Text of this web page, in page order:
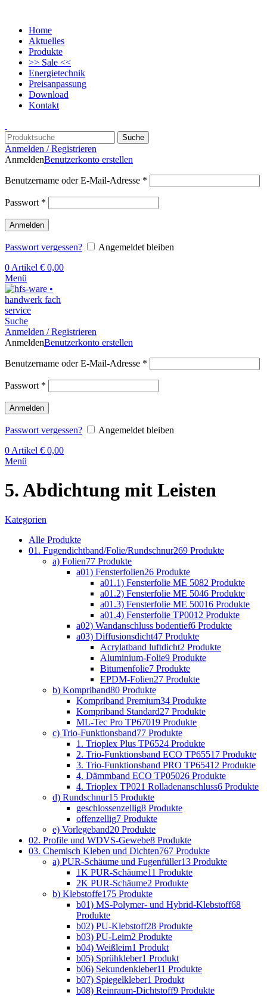
Home
Aktuelles
Produkte
>> Sale <<
Energietechnik
Preisanpassung
Download
Kontakt
Suche
Anmelden / Registrieren
AnmeldenBenutzerkonto erstellen
Benutzername oder E-Mail-Adresse *
Passwort *
Anmelden
Passwort vergessen?
Angemeldet bleiben
0 Artikel € 0,00
Menü
Suche
Anmelden / Registrieren
AnmeldenBenutzerkonto erstellen
Benutzername oder E-Mail-Adresse *
Passwort *
Anmelden
Passwort vergessen?
Angemeldet bleiben
0 Artikel € 0,00
Menü
5. Abdichtung mit Leisten
Kategorien
Alle Produkte
01. Fugendichtband/Folie/Rundschnur269 Produkte
a) Folien77 Produkte
a01) Fensterfolien26 Produkte
a01.1) Fensterfolie ME 5082 Produkte
a01.2) Fensterfolie ME 5046 Produkte
a01.3) Fensterfolie ME 50016 Produkte
a01.4) Fensterfolie TP001 2 Produkte
a02) Wandanschluss bodentief6 Produkte
a03) Diffusionsdicht47 Produkte
Acrylatband luftdicht2 Produkte
Aluminium-Folie9 Produkte
Bitumenfolie7 Produkte
EPDM-Folien27 Produkte
b) Kompriband80 Produkte
Kompriband Premium34 Produkte
Kompriband Standard27 Produkte
ML-Tec Pro TP67019 Produkte
c) Trio-Funktionsband77 Produkte
1. Trioplex Plus TP6524 Produkte
2. Trio-Funktionsband ECO TP65517 Produkte
3. Trio-Funktionsband PRO TP65412 Produkte
4. Dämmband ECO TP05026 Produkte
4. Trioplex TP021 Rolladenanschluss6 Produkte
d) Rundschnur15 Produkte
geschlossenzellig8 Produkte
offenzellig7 Produkte
e) Vorlegeband20 Produkte
02. Profile und WDVS-Gewebe8 Produkte
03. Chemisch Kleben und Dichten767 Produkte
a) PUR-Schäume und Fugenfüller13 Produkte
1K PUR-Schäume11 Produkte
2K PUR-Schäume2 Produkte
b) Klebstoffe175 Produkte
b01) MS-Polymer- und Hybrid-Klebstoff68
Produkte
b02) PU-Klebstoff28 Produkte
b03) PU-Leim2 Produkte
b04) Weißleim1 Produkt
b05) Sprühkleber1 Produkt
b06) Sekundenkleber11 Produkte
b07) Spiegelkleber1 Produkt
b08) Reinraum-Dichtstoff9 Produkte